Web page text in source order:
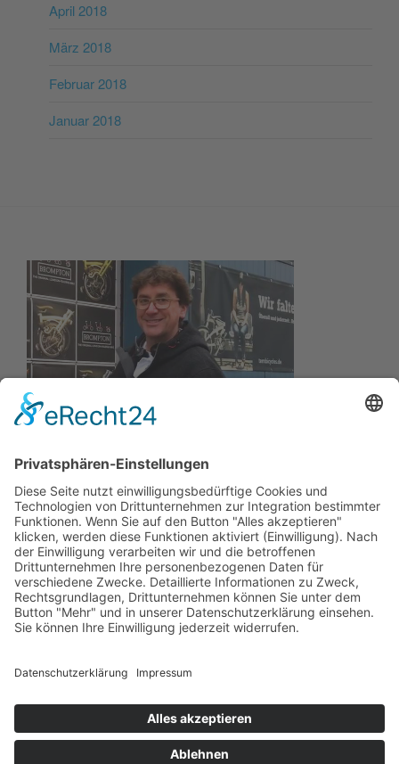
April 2018
März 2018
Februar 2018
Januar 2018
Wir wollen Ihr persönlicher Online Marine Spezialist sein,
der sich auf die Fahne geschrieben hat, der zuverlässigste
und preiswerteste Anbieter zu sein.
Wir sind ständig im Wachstum und wissen Ihr Vertrauen zu
schätzen.
Kay-Lucas Kaniewski